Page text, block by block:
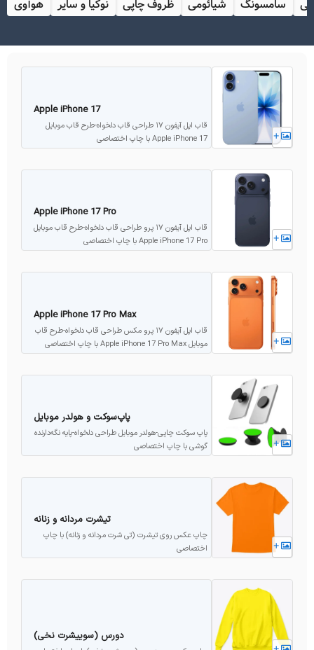
سامسونگ شیائومی ظروف چاپی نوکیا و سایر هوآوی
+
قاب اپل آیفون ۱۷ طراحی قاب دلخواه-طرح قاب موبایل
Apple iPhone 17 با چاپ اختصاصی
Apple iPhone 17
+
قاب اپل آیفون ۱۷ پرو طراحی قاب دلخواه-طرح قاب موبایل
Apple iPhone 17 Pro با چاپ اختصاصی
Apple iPhone 17 Pro
+
قاب اپل آیفون ۱۷ پرو مکس طراحی قاب دلخواه-طرح قاب
موبایل Apple iPhone 17 Pro Max با چاپ اختصاصی
Apple iPhone 17 Pro Max
+
پاپ سوکت چاپی-هولدر موبایل طراحی دلخواه-پایه نگه‌دارنده
گوشی با چاپ اختصاصی
پاپ‌سوکت و هولدر موبایل
+
چاپ عکس روی تیشرت (تی شرت مردانه و زنانه) با چاپ
اختصاصی
تیشرت مردانه و زنانه
دورس (سوییشرت نخی)